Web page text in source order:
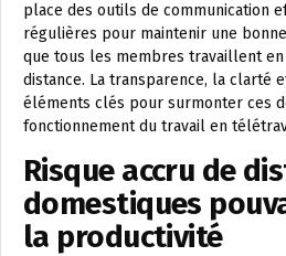
place des outils de communication
régulières pour maintenir une
que tous les membres travaillent
distance. La transparence, la clarté
éléments clés pour surmonter ces
fonctionnement du travail en
Risque accru de
domestiques
la productivité